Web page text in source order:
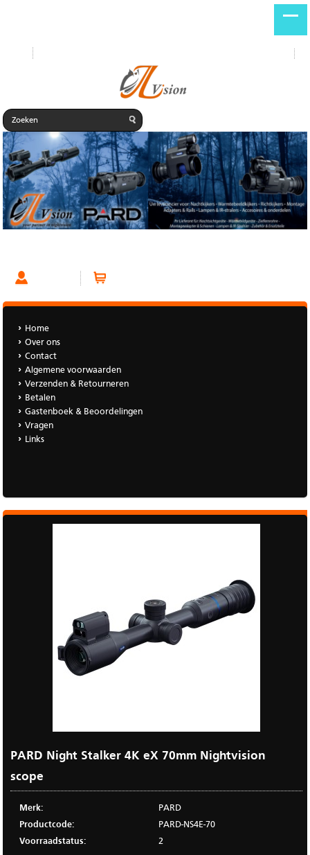
Home
Over ons
Contact
Algemene voorwaarden
Verzenden & Retourneren
Betalen
Gastenboek & Beoordelingen
Vragen
Links
PARD Night Stalker 4K eX 70mm Nightvision
scope
Merk:
PARD
Productcode:
PARD-NS4E-70
Voorraadstatus:
2